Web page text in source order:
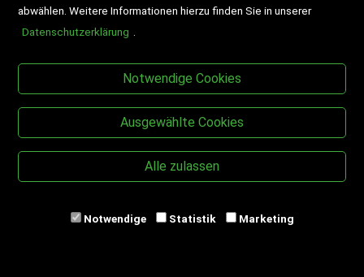
BESUCHEN SIE UNS
Papierhandels & Verlags GmbH
abwählen. Weitere Informationen hierzu finden Sie in unserer
Datenschutzerklärung
Notwendige Cookies
Ausgewählte Cookies
Alle zulassen
Notwendige Statistik Marketing